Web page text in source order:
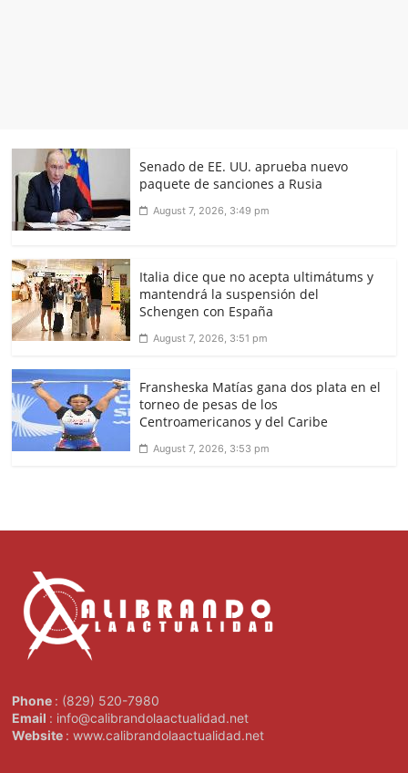
Senado de EE. UU. aprueba nuevo
paquete de sanciones a Rusia
August 7, 2026, 3:49 pm
Italia dice que no acepta ultimátums y
mantendrá la suspensión del
Schengen con España
August 7, 2026, 3:51 pm
Fransheska Matías gana dos plata en el
torneo de pesas de los
Centroamericanos y del Caribe
August 7, 2026, 3:53 pm
Phone : (829) 520-7980
Email : info@calibrandolaactualidad.net
Website : www.calibrandolaactualidad.net